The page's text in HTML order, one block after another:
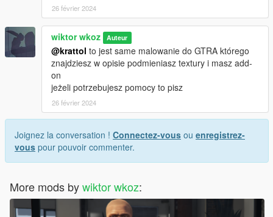
26 février 2024
wiktor wkoz Auteur
@krattol to jest same malowanie do GTRA którego
znajdziesz w opisie podmieniasz textury i masz add-
on
jeżeli potrzebujesz pomocy to pisz
26 février 2024
Joignez la conversation ! Connectez-vous ou enregistrez-
vous pour pouvoir commenter.
More mods bywiktor wkoz: